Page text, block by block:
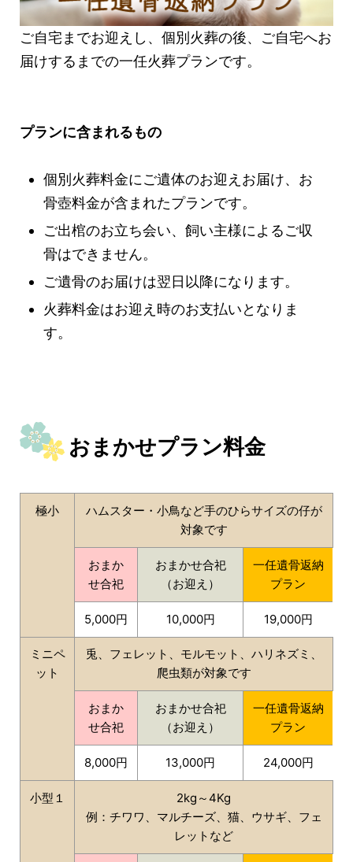
ご自宅までお迎えし、個別火葬の後、ご自宅へお
届けするまでの一任火葬プランです。
プランに含まれるもの
個別火葬料金にご遺体のお迎えお届け、お
骨壺料金が含まれたプランです。
ご出棺のお立ち会い、飼い主様によるご収
骨はできません。
ご遺骨のお届けは翌日以降になります。
火葬料金はお迎え時のお支払いとなりま
す。
おまかせプラン料金
極小
ハムスター・小鳥など手のひらサイズの仔が
対象です
おまか
せ合祀
おまかせ合祀
（お迎え）
一任遺骨返納
プラン
5,000円 10,000円 19,000円
ミニペ
ット
兎、フェレット、モルモット、ハリネズミ、
爬虫類が対象です
おまか
せ合祀
おまかせ合祀
（お迎え）
一任遺骨返納
プラン
8,000円 13,000円 24,000円
小型１
2kg～4Kg
例：チワワ、マルチーズ、猫、ウサギ、フェ
レットなど